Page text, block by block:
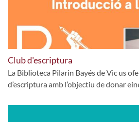
Club d'escriptura
La Biblioteca Pilarin Bayés de Vic us
d’escriptura amb l’objectiu de donar